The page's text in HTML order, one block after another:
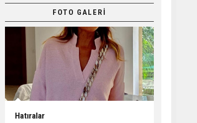
FOTO GALERİ
Hatıralar